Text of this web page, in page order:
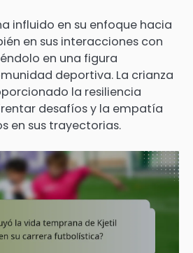
influido en su enfoque hacia
en sus interacciones con
en una figura
deportiva. La crianza
la resiliencia
desafíos y la empatía
en sus trayectorias.